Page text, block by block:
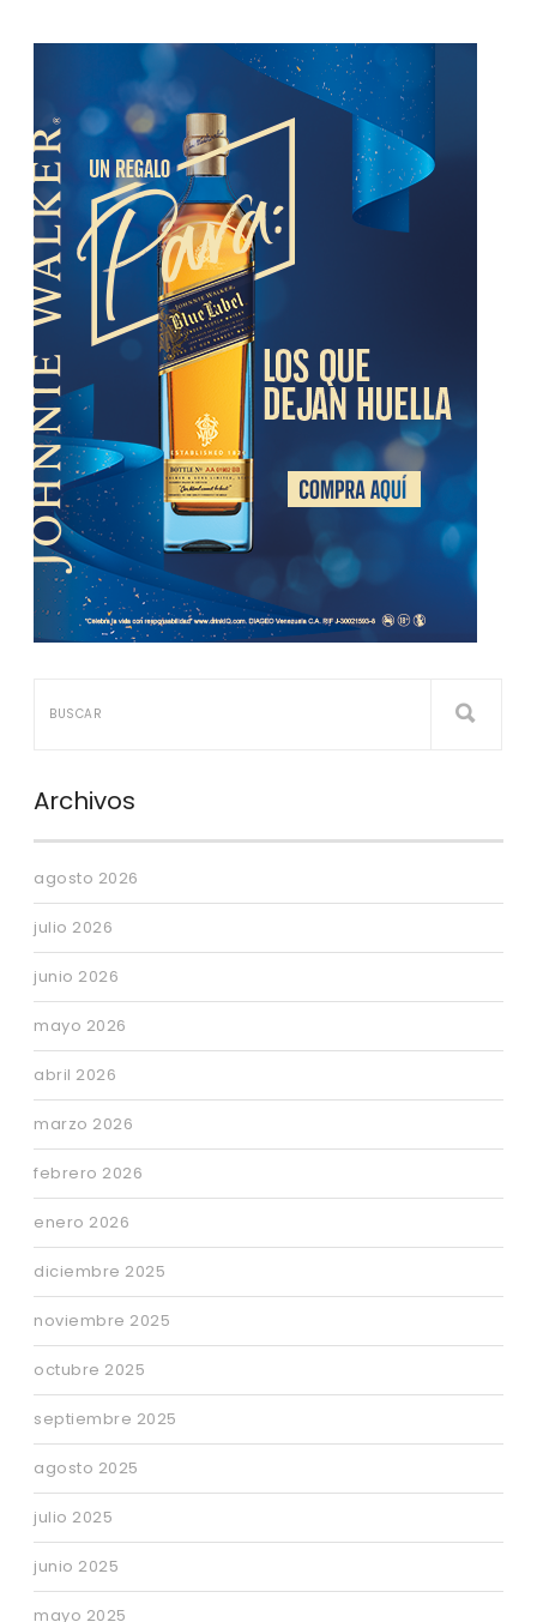
Archivos
agosto 2026
julio 2026
junio 2026
mayo 2026
abril 2026
marzo 2026
febrero 2026
enero 2026
diciembre 2025
noviembre 2025
octubre 2025
septiembre 2025
agosto 2025
julio 2025
junio 2025
mayo 2025